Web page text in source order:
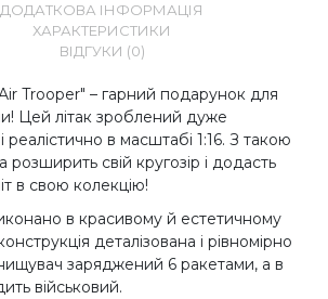
ДОДАТКОВА ІНФОРМАЦІЯ
ХАРАКТЕРИСТИКИ
ВІДГУКИ (0)
"Air Trooper" – гарний подарунок для
Цей літак зроблений дуже
реалістично в масштабі 1:16. З такою
свій кругозір і додасть
в свою колекцію!
в красивому й естетичному
деталізована і рівномірно
заряджений 6 ракетами, а в
військовий.